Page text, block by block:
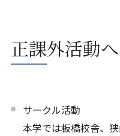
正課外活動
サークル活動
本学では板橋校舎、